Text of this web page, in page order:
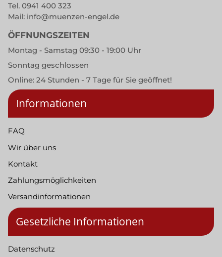
Tel. 0941 400 323
Mail: info@muenzen-engel.de
ÖFFNUNGSZEITEN
Montag - Samstag 09:30 - 19:00 Uhr
Sonntag geschlossen
Online: 24 Stunden - 7 Tage für Sie geöffnet!
Informationen
FAQ
Wir über uns
Kontakt
Zahlungsmöglichkeiten
Versandinformationen
Gesetzliche Informationen
Datenschutz